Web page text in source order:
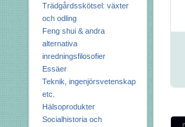
Trädgårdsskötsel: växter
och odling
Feng shui & andra
alternativa
inredningsfilosofier
Essäer
Teknik, ingenjörsvetenskap
etc.
Hälsoprodukter
Socialhistoria och